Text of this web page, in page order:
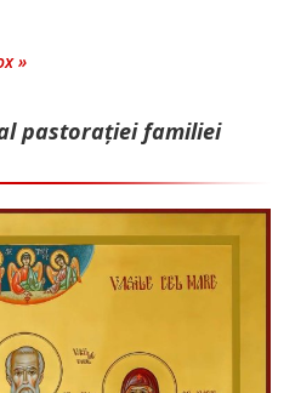
»
pastorației familiei